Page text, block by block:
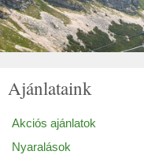
Ajánlataink
Akciós ajánlatok
Nyaralások